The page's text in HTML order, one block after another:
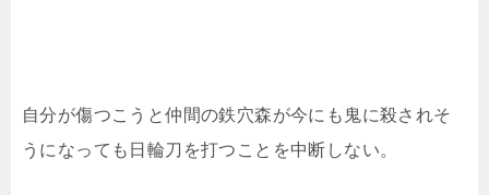
自分が傷つこうと仲間の鉄穴森が今にも鬼に殺されそ
うになっても日輪刀を打つことを中断しない。